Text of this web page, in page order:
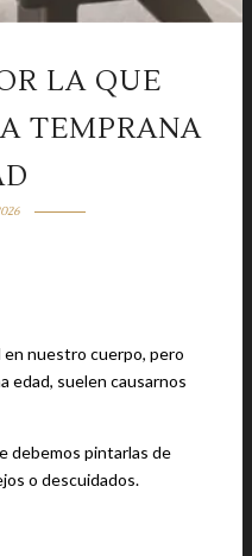
LA QUE
TEMPRANA
en nuestro cuerpo, pero
edad, suelen causarnos
debemos pintarlas de
o descuidados.